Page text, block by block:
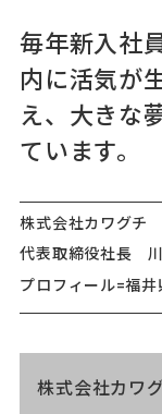
毎年新入社
内に活気が
え、大きな
ています。
株式会社カワグチ
代表取締役社長
プロフィール=福井
株式会社カワ